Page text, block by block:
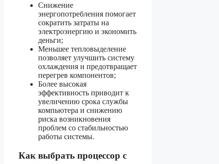
Снижение
энергопотребления помогает
сократить затраты на
электроэнергию и экономить
деньги;
Меньшее тепловыделение
позволяет улучшить систему
охлаждения и предотвращает
перегрев компонентов;
Более высокая
эффективность приводит к
увеличению срока службы
компьютера и снижению
риска возникновения
проблем со стабильностью
работы системы.
Как выбрать процессор с